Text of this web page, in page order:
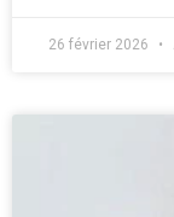
26 février 2026